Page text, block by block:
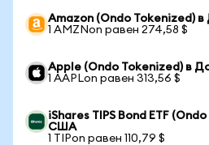
Amazon (Ondo Tokenized)
1 AMZNon равен 274,58 $
Apple (Ondo Tokenized) в
1 AAPLon равен 313,56 $
iShares TIPS Bond ETF
США
1 TIPon равен 110,79 $